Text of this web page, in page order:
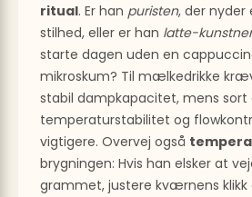
ritual. Er han puristen, der nyder
stilhed, eller er han latte-
starte dagen uden en
mikroskum? Til mælkedrikke
stabil dampkapacitet, mens sort
temperaturstabilitet og
vigtigere. Overvej også
brygningen: Hvis han elsker at
grammet, justere kværnens klikk